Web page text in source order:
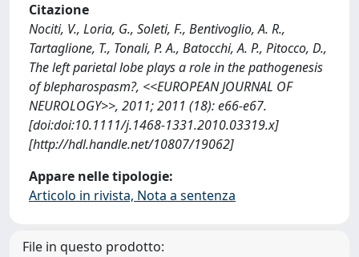
Citazione
Nociti, V., Loria, G., Soleti, F., Bentivoglio, A. R.,
Tartaglione, T., Tonali, P. A., Batocchi, A. P., Pitocco, D.,
The left parietal lobe plays a role in the pathogenesis
of blepharospasm?, <<EUROPEAN JOURNAL OF
NEUROLOGY>>, 2011; 2011 (18): e66-e67.
[doi:doi:10.1111/j.1468-1331.2010.03319.x]
[http://hdl.handle.net/10807/19062]
Appare nelle tipologie:
Articolo in rivista, Nota a sentenza
File in questo prodotto: